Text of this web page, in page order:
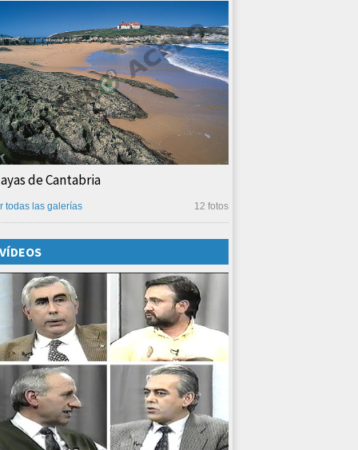
de Cantabria
12 fotos
todas las galerías
VÍDEOS